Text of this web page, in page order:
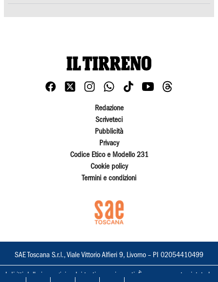
Redazione
Scriveteci
Pubblicità
Privacy
Codice Etico e Modello 231
Cookie policy
Termini e condizioni
SAE Toscana S.r.l., Viale Vittorio Alfieri 9, Livorno – PI 02054410499
I diritti delle immagini e dei testi sono riservati. È espressamente vietata la